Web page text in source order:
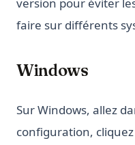
faire sur différents
Windows
Sur Windows, allez
configuration,